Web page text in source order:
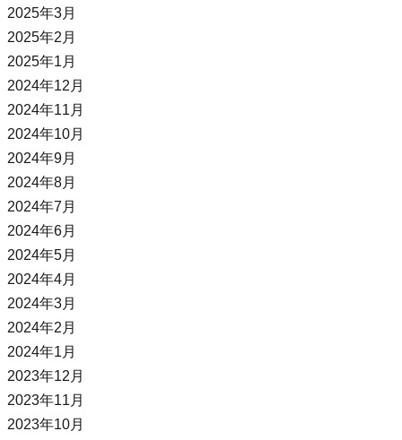
2025年3月
2025年2月
2025年1月
2024年12月
2024年11月
2024年10月
2024年9月
2024年8月
2024年7月
2024年6月
2024年5月
2024年4月
2024年3月
2024年2月
2024年1月
2023年12月
2023年11月
2023年10月